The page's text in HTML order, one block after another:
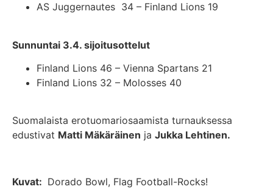
AS Juggernautes 34 – Finland Lions 19
Sunnuntai 3.4. sijoitusottelut
Finland Lions 46 – Vienna Spartans 21
Finland Lions 32 – Molosses 40
Suomalaista erotuomariosaamista turnauksessa
edustivat Matti Mäkäräinen ja Jukka Lehtinen.
Kuvat: Dorado Bowl, Flag Football-Rocks!